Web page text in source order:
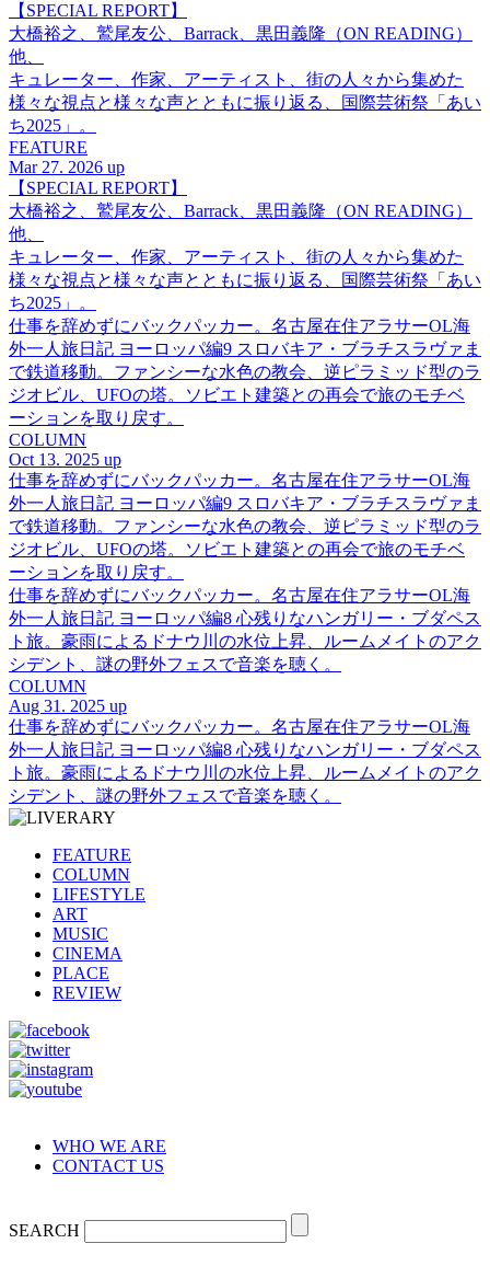
【SPECIAL REPORT】
大橋裕之、鷲尾友公、Barrack、黒田義隆（ON READING）
他、
キュレーター、作家、アーティスト、街の人々から集めた
様々な視点と様々な声とともに振り返る、国際芸術祭「あい
ち2025」。
FEATURE
Mar 27. 2026 up
【SPECIAL REPORT】
大橋裕之、鷲尾友公、Barrack、黒田義隆（ON READING）
他、
キュレーター、作家、アーティスト、街の人々から集めた
様々な視点と様々な声とともに振り返る、国際芸術祭「あい
ち2025」。
仕事を辞めずにバックパッカー。名古屋在住アラサーOL海
外一人旅日記 ヨーロッパ編9 スロバキア・ブラチスラヴァま
で鉄道移動。ファンシーな水色の教会、逆ピラミッド型のラ
ジオビル、UFOの塔。ソビエト建築との再会で旅のモチベ
ーションを取り戻す。
COLUMN
Oct 13. 2025 up
仕事を辞めずにバックパッカー。名古屋在住アラサーOL海
外一人旅日記 ヨーロッパ編9 スロバキア・ブラチスラヴァま
で鉄道移動。ファンシーな水色の教会、逆ピラミッド型のラ
ジオビル、UFOの塔。ソビエト建築との再会で旅のモチベ
ーションを取り戻す。
仕事を辞めずにバックパッカー。名古屋在住アラサーOL海
外一人旅日記 ヨーロッパ編8 心残りなハンガリー・ブダペス
ト旅。豪雨によるドナウ川の水位上昇、ルームメイトのアク
シデント、謎の野外フェスで音楽を聴く。
COLUMN
Aug 31. 2025 up
仕事を辞めずにバックパッカー。名古屋在住アラサーOL海
外一人旅日記 ヨーロッパ編8 心残りなハンガリー・ブダペス
ト旅。豪雨によるドナウ川の水位上昇、ルームメイトのアク
シデント、謎の野外フェスで音楽を聴く。
FEATURE
COLUMN
LIFESTYLE
ART
MUSIC
CINEMA
PLACE
REVIEW
WHO WE ARE
CONTACT US
SEARCH